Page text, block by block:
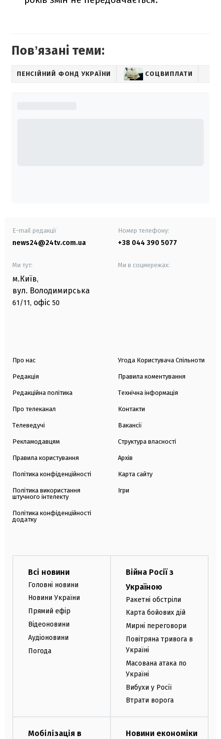
Повʼязані теми:
ПЕНСІЙНИЙ ФОНД УКРАЇНИ СОЦВИПЛАТИ
E-mail редакції
news24@24tv.com.ua
Номер телефону:
+38 044 390 5077
Ми тут:
м.Київ,
вул. Володимирська
61/11, офіс 50
Ми в соцмережах:
Про нас
Редакція
Редакційна політика
Про телеканал
Телеведучі
Рекламодавцям
Правила користування
Політика конфіденційності
Політика використання
штучного інтелекту
Політика конфіденційності
додатку
Угода Користувача Спільноти
Правила коментування
Технічна інформація
Контакти
Вакансії
Структура власності
Архів
Карта сайту
Ігри
Всі новини
Головні новини
Новини України
Прямий ефір
Відеоновини
Аудіоновини
Погода
Війна Росії з
Україною
Ракетні обстріли
Карта бойових дій
Мирні переговори
Повітряна тривога в
Україні
Масована атака по
Україні
Вибухи у Росії
Втрати ворога
Мобілізація в
Новини економіки